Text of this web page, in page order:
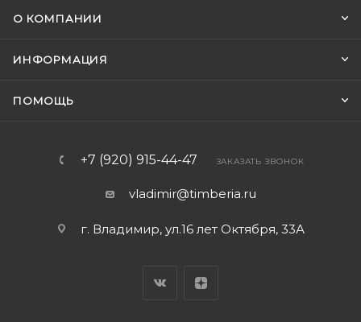
О КОМПАНИИ
ИНФОРМАЦИЯ
ПОМОЩЬ
+7 (920) 915-44-47 ЗАКАЗАТЬ ЗВОНОК
vladimir@timberia.ru
г. Владимир, ул.16 лет Октября, 33А